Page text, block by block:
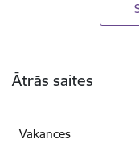
Ātrās saites
Vakances